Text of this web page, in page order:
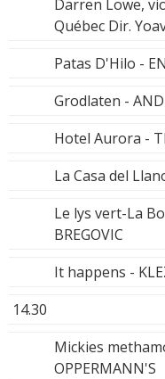
Darren Lowe,
Québec Dir.
Patas D'Hilo -
Grodlaten -
Hotel Aurora -
La Casa del
Le lys vert-La
BREGOVIC
It happens -
14.30
Mickies
OPPERMANN'S